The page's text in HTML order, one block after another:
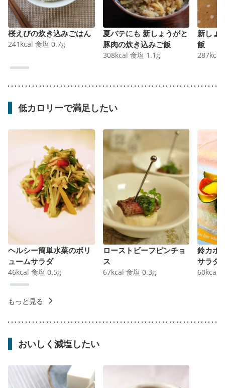
桜えびの炊き込みごはん
241 kcal 食塩 0.7g
夏バテにも 新しょうがと
豚肉の炊き込みご飯
308kcal 食塩 1.1 g
新しょ
飯
287kcal
低カロリーで満足したい
ヘルシー簡単水菜のボリ
ュームサラダ
46kcal 食塩 0.5g
ローストビーフピンチョ
ス
67kcal 食塩 0.3g
鈴カボ
サラダ
60kcal
もっと見る
おいしく減塩したい